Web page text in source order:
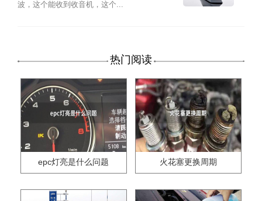
波，这个能收到收音机，这个...
热门阅读
epc灯亮是什么问题 火花塞更换周期